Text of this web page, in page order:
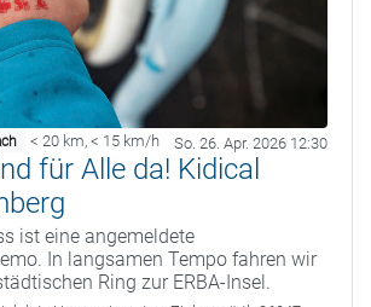
< 20 km, < 15 km/h So. 26. Apr. 2026 12:30
für Alle da! Kidical
ist eine angemeldete
In langsamen Tempo fahren wir
Ring zur ERBA-Insel.